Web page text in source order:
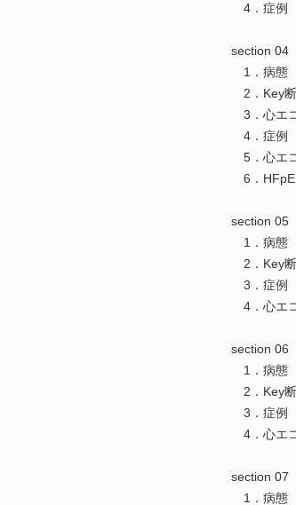
4．症例
section 04
1．病態
2．Key断
3．心エコー
4．症例
5．心エコー
6．HFpEF
section 05
1．病態
2．Key断
3．症例
4．心エコー
section 06
1．病態
2．Key断
3．症例
4．心エコー
section 07
1．病態